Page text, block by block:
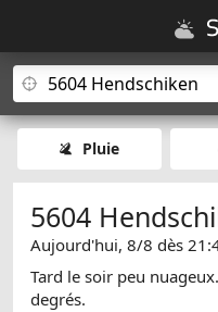
Pluie
5604
Aujourd'hui, 8/8 dès
Tard le soir peu
degrés.